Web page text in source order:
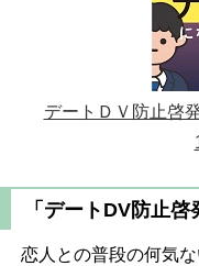
デートＤＶ防止啓
「デートDV防止啓
恋人との普段の何気